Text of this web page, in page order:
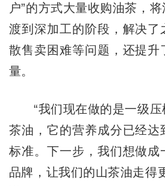
户”的方式大量收购油茶，
渡到深加工的阶段，解决了
散售卖困难等问题，还提升
量。
“我们现在做的是一级压
茶油，它的营养成分已经达
标准。下一步，我们想做成
品牌，让我们的山茶油走得